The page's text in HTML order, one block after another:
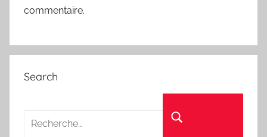
commentaire.
Search